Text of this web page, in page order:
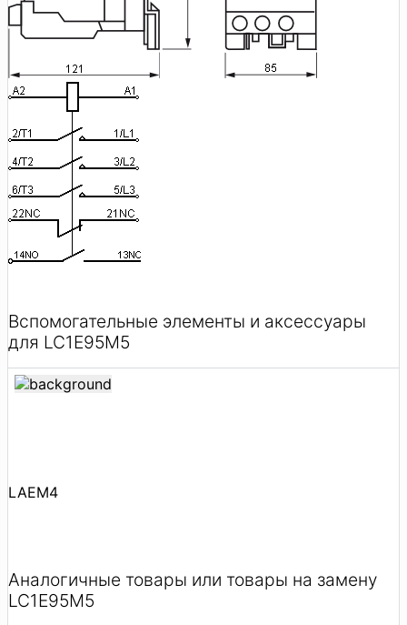
Вспомогательные элементы и аксессуары
для LC1E95M5
LAEM4
Аналогичные товары или товары на замену
LC1E95M5